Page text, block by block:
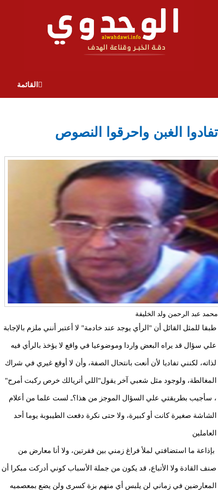
القائمة
تفادوا الغبن واحرقوا النصوص
محمد عبد الرحمن ولد الخليفة
طبقا للمثل القائل أن "الرأي يوجد عند خادمة" لا أعتبر أنني ملزم بالإجابة
علي سؤال قد يراه البعض واردا وموضوعيا في واقع لا يؤخذ بالرأي فيه
لذاته، لكنني تفاديا لأن أنعت بانتحال الصفة، وأن لا أوقع غيري في شراك
المغالطة، ولوجود مثل شعبي آخر يقول"اللي أتريالك خرص ركبت أمرح"
، سأجيب بطريقتي علي السؤال الموجز من هذا؟ـ لست علما من أعلام
الشاشة صغيرة كانت أو كبيرة، ولا حتى نكرة دفعت الطيبوبة يوما أحد
العاملين
بإذاعة ما استضافتي لملأ فراغ زمني بين فقرتين، ولا أنا معارض من
صنف القادة ولا الأتباع، قد يكون من جملة الأسباب كوني أدركت مبكرا أن
المعارضين في زماني لن يلبس أي منهم بزة كسرى ولن يضع بمعصميه